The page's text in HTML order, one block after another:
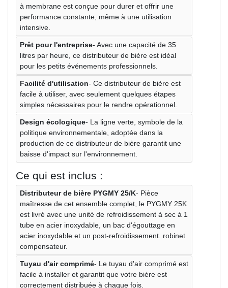
à membrane est conçue pour durer et offrir une
performance constante, même à une utilisation
intensive.
Prêt pour l'entreprise- Avec une capacité de 35
litres par heure, ce distributeur de bière est idéal
pour les petits événements professionnels.
Facilité d'utilisation- Ce distributeur de bière est
facile à utiliser, avec seulement quelques étapes
simples nécessaires pour le rendre opérationnel.
Design écologique- La ligne verte, symbole de la
politique environnementale, adoptée dans la
production de ce distributeur de bière garantit une
baisse d'impact sur l'environnement.
Ce qui est inclus :
Distributeur de bière PYGMY 25/K- Pièce
maîtresse de cet ensemble complet, le PYGMY 25K
est livré avec une unité de refroidissement à sec à 1
tube en acier inoxydable, un bac d'égouttage en
acier inoxydable et un post-refroidissement. robinet
compensateur.
Tuyau d'air comprimé- Le tuyau d'air comprimé est
facile à installer et garantit que votre bière est
correctement distribuée à chaque fois.